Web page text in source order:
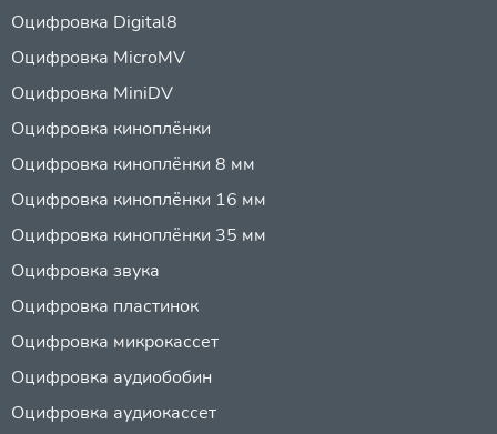
Оцифровка Digital8
Оцифровка MicroMV
Оцифровка MiniDV
Оцифровка киноплёнки
Оцифровка киноплёнки 8 мм
Оцифровка киноплёнки 16 мм
Оцифровка киноплёнки 35 мм
Оцифровка звука
Оцифровка пластинок
Оцифровка микрокассет
Оцифровка аудиобобин
Оцифровка аудиокассет